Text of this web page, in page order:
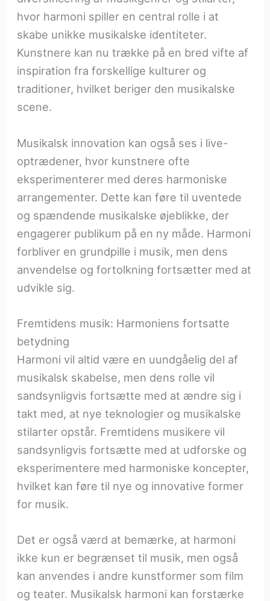
hvor harmoni spiller en central rolle i at
skabe unikke musikalske identiteter.
Kunstnere kan nu trække på en bred vifte af
inspiration fra forskellige kulturer og
traditioner, hvilket beriger den musikalske
scene.
Musikalsk innovation kan også ses i live-
optrædener, hvor kunstnere ofte
eksperimenterer med deres harmoniske
arrangementer. Dette kan føre til uventede
og spændende musikalske øjeblikke, der
engagerer publikum på en ny måde. Harmoni
forbliver en grundpille i musik, men dens
anvendelse og fortolkning fortsætter med at
udvikle sig.
Fremtidens musik: Harmoniens fortsatte
betydning
Harmoni vil altid være en uundgåelig del af
musikalsk skabelse, men dens rolle vil
sandsynligvis fortsætte med at ændre sig i
takt med, at nye teknologier og musikalske
stilarter opstår. Fremtidens musikere vil
sandsynligvis fortsætte med at udforske og
eksperimentere med harmoniske koncepter,
hvilket kan føre til nye og innovative former
for musik.
Det er også værd at bemærke, at harmoni
ikke kun er begrænset til musik, men også
kan anvendes i andre kunstformer som film
og teater. Musikalsk harmoni kan forstærke